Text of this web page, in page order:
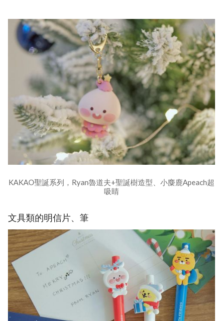
KAKAO聖誕系列，Ryan魯道夫+聖誕樹造型、小麋鹿Apeach超
吸睛
文具類的明信片、筆